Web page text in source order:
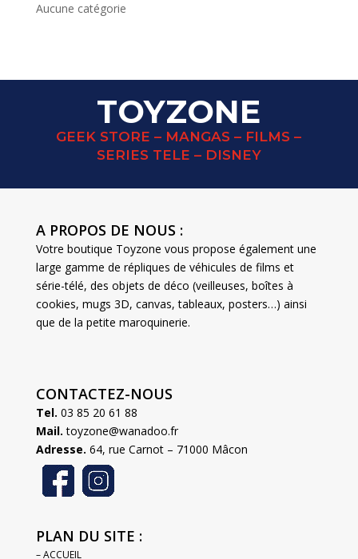
Aucune catégorie
TOYZONE
GEEK STORE – MANGAS – FILMS –
SERIES TELE – DISNEY
A PROPOS DE NOUS :
Votre boutique Toyzone vous propose également une
large gamme de répliques de véhicules de films et
série-télé, des objets de déco (veilleuses, boîtes à
cookies, mugs 3D, canvas, tableaux, posters…) ainsi
que de la petite maroquinerie.
CONTACTEZ-NOUS
Tel. 03 85 20 61 88
Mail. toyzone@wanadoo.fr
Adresse. 64, rue Carnot – 71000 Mâcon
PLAN DU SITE :
– ACCUEIL